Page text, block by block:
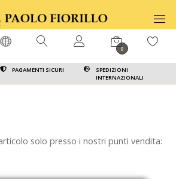
PAGAMENTI SICURI
SPEDIZIONI
INTERNAZIONALI
0
solo presso i nostri punti vendita: